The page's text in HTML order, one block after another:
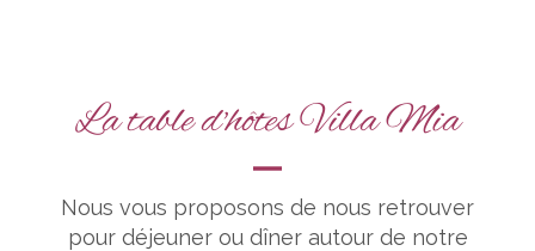
La table d'hôtes Villa Mia
Nous vous proposons de nous retrouver
pour déjeuner ou dîner autour de notre